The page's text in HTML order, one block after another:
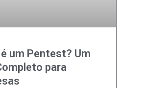
é um Pentest? Um
para